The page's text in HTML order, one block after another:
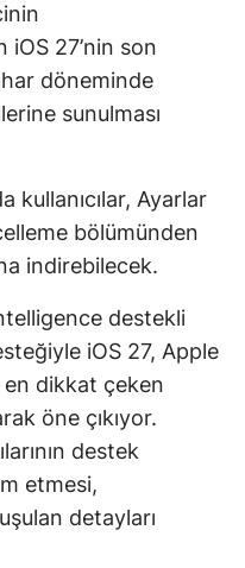
iOS 27’nin son
döneminde
sunulması
kullanıcılar, Ayarlar
bölümünden
indirebilecek.
destekli
iOS 27, Apple
en dikkat çeken
öne çıkıyor.
destek
etmesi,
detayları